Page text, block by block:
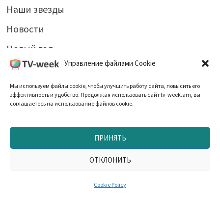
Управление файлами Cookie
Мы используем файлы cookie, чтобы улучшить работу сайта, повысить его
эффективность и удобство. Продолжая использовать сайт tv-week.am, вы
соглашаетесь на использование файлов cookie.
ПРИНЯТЬ
ОТКЛОНИТЬ
Cookie Policy
Наши звезды
Новости
Новый год
РОССИЙСКИЕ ЗВЕЗДЫ
личная жизнь Марии Мироновой